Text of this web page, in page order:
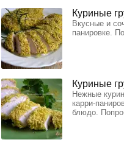
Куриные
Вкусные и
панировке.
Куриные
Нежные
карри-
блюдо.